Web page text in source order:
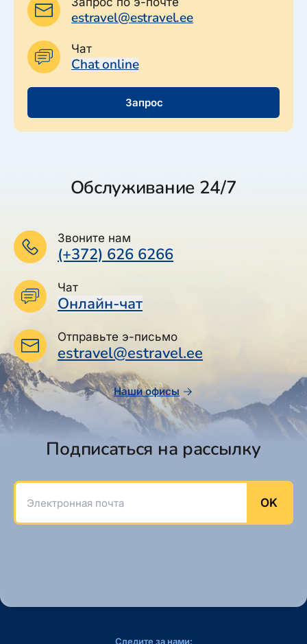
estravel@estravel.ee
Чат
Chat online
Запрос
Обслуживание 24/7
Звоните нам
(+372) 626 6266
Чат
Онлайн-чат
Отправьте э-письмо
estravel@estravel.ee
Наши офисы
Подписаться на рассылку
Электронная почта
OK
Следите за нами: